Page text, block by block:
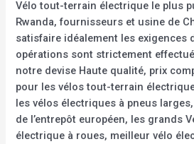
Vélo tout-terrain électrique le plus
Rwanda, fournisseurs et usine de
satisfaire idéalement les exigences
opérations sont strictement
notre devise Haute qualité, prix
pour les vélos tout-terrain
les vélos électriques à pneus
de l’entrepôt européen, les grands
électrique à roues, meilleur vélo